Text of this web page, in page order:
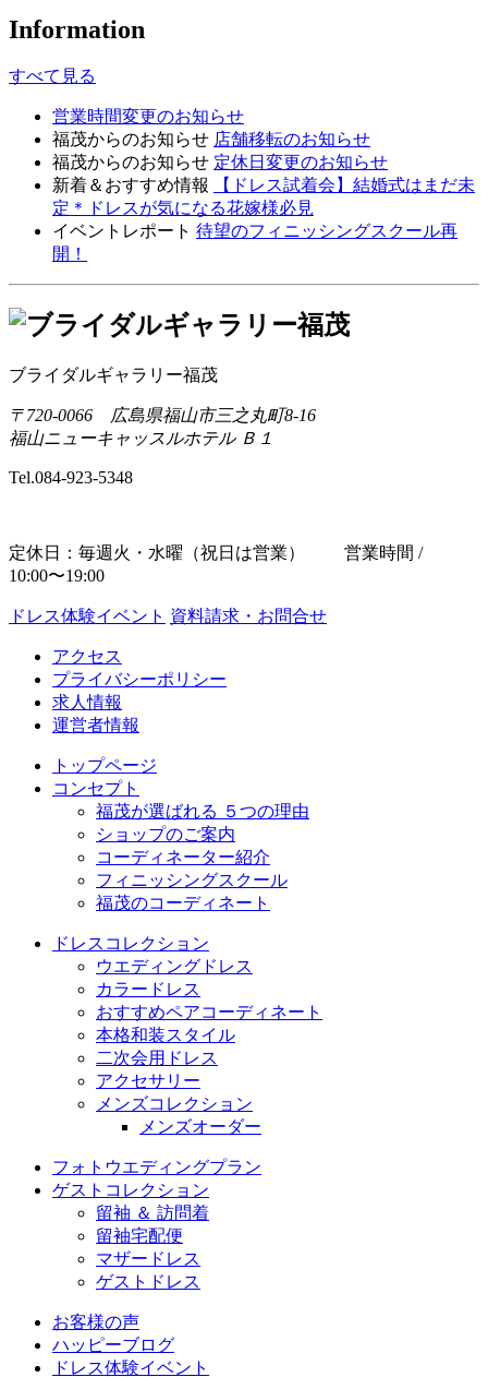
Information
すべて見る
営業時間変更のお知らせ
福茂からのお知らせ 店舗移転のお知らせ
福茂からのお知らせ 定休日変更のお知らせ
新着＆おすすめ情報
【ドレス試着会】結婚式はまだ未
定＊ドレスが気になる花嫁様必見
イベントレポート 待望のフィニッシングスクール再
開！
ブライダルギャラリー福茂
〒720-0066 広島県福山市三之丸町8-16
福山ニューキャッスルホテル Ｂ１
Tel.084-923-5348
定休日：毎週火・水曜（祝日は営業） 営業時間 /
10:00〜19:00
ドレス体験イベント 資料請求・お問合せ
アクセス
プライバシーポリシー
求人情報
運営者情報
トップページ
コンセプト
福茂が選ばれる ５つの理由
ショップのご案内
コーディネーター紹介
フィニッシングスクール
福茂のコーディネート
ドレスコレクション
ウエディングドレス
カラードレス
おすすめペアコーディネート
本格和装スタイル
二次会用ドレス
アクセサリー
メンズコレクション
メンズオーダー
フォトウエディングプラン
ゲストコレクション
留袖 ＆ 訪問着
留袖宅配便
マザードレス
ゲストドレス
お客様の声
ハッピーブログ
ドレス体験イベント